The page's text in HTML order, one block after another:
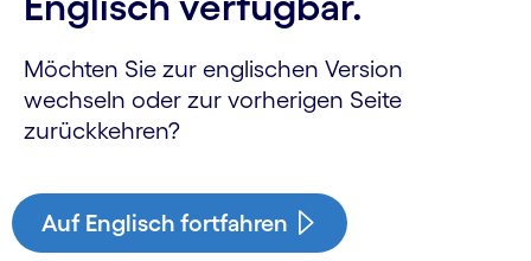
Möchten Sie zur englischen Version
wechseln oder zur vorherigen Seite
zurückkehren?
Auf Englisch fortfahren